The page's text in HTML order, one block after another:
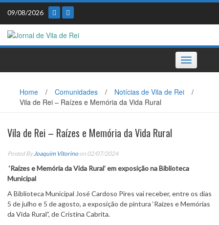
Skip
content
09/08/2026
Toggle
navigation
Home / Comunidades / Notícias de Vila de Rei
/
Vila de Rei – Raízes e Memória da Vida Rural
Vila de Rei – Raízes e Memória da Vida Rural
Posted By Joaquim Vitorino on 02/07/2024
‘Raízes e Memória da Vida Rural’ em exposição na Biblioteca
Municipal
A Biblioteca Municipal José Cardoso Pires vai receber, entre os dias
5 de julho e 5 de agosto, a exposição de pintura ‘Raízes e Memórias
da Vida Rural”, de Cristina Cabrita.